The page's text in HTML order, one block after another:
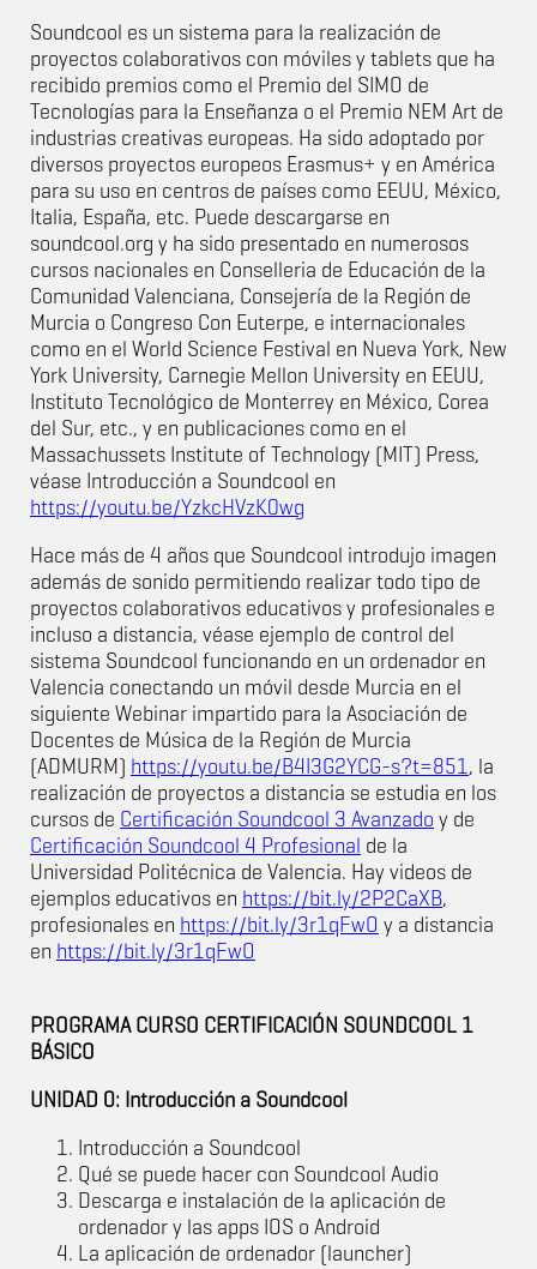
Soundcool es un sistema para la realización de
proyectos colaborativos con móviles y tablets que ha
recibido premios como el Premio del SIMO de
Tecnologías para la Enseñanza o el Premio NEM Art de
industrias creativas europeas. Ha sido adoptado por
diversos proyectos europeos Erasmus+ y en América
para su uso en centros de países como EEUU, México,
Italia, España, etc. Puede descargarse en
soundcool.org y ha sido presentado en numerosos
cursos nacionales en Conselleria de Educación de la
Comunidad Valenciana, Consejería de la Región de
Murcia o Congreso Con Euterpe, e internacionales
como en el World Science Festival en Nueva York, New
York University, Carnegie Mellon University en EEUU,
Instituto Tecnológico de Monterrey en México, Corea
del Sur, etc., y en publicaciones como en el
Massachussets Institute of Technology (MIT) Press,
véase Introducción a Soundcool en
https://youtu.be/YzkcHVzK0wg
Hace más de 4 años que Soundcool introdujo imagen
además de sonido permitiendo realizar todo tipo de
proyectos colaborativos educativos y profesionales e
incluso a distancia, véase ejemplo de control del
sistema Soundcool funcionando en un ordenador en
Valencia conectando un móvil desde Murcia en el
siguiente Webinar impartido para la Asociación de
Docentes de Música de la Región de Murcia
(ADMURM) https://youtu.be/B4I3G2YCG-s?t=851, la
realización de proyectos a distancia se estudia en los
cursos de Certificación Soundcool 3 Avanzado y de
Certificación Soundcool 4 Profesional de la
Universidad Politécnica de Valencia. Hay videos de
ejemplos educativos en https://bit.ly/2P2CaXB,
profesionales en https://bit.ly/3r1qFwO y a distancia
en https://bit.ly/3r1qFwO
PROGRAMA CURSO CERTIFICACIÓN SOUNDCOOL 1
BÁSICO
UNIDAD 0: Introducción a Soundcool
Introducción a Soundcool
Qué se puede hacer con Soundcool Audio
Descarga e instalación de la aplicación de
ordenador y las apps IOS o Android
La aplicación de ordenador (launcher)